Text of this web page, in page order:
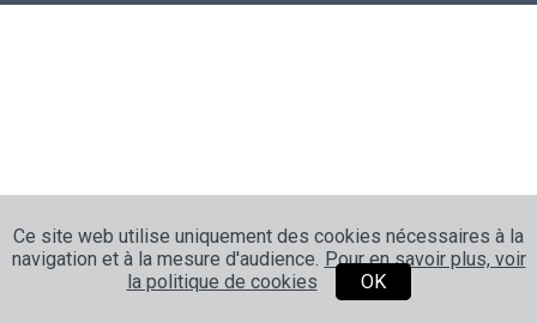
Ce site web utilise uniquement des cookies nécessaires à la
navigation et à la mesure d'audience. Pour en savoir plus, voir
la politique de cookies
OK